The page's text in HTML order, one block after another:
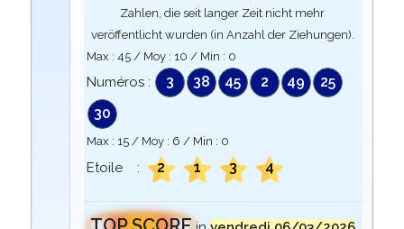
Zahlen, die seit langer Zeit nicht mehr
veröffentlicht wurden (in Anzahl der Ziehungen).
Max : 45/ Moy : 10 / Min : 0
Numéros : 3 38 45 2 49
25
30
Max : 15/ Moy : 6 / Min : 0
Etoile : 2 1 3 4